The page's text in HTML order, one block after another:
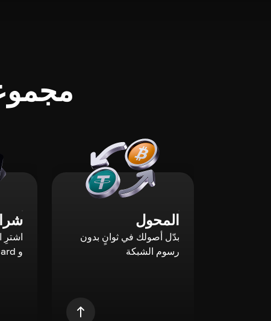
المحول
بدّل أصولك في ثوانٍ بدون
رسوم الشبكة
و Mastercard